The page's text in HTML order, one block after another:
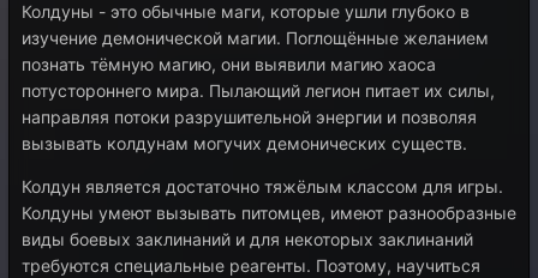
Колдуны - это обычные маги, которые ушли глубоко в
изучение демонической магии. Поглощённые желанием
познать тёмную магию, они выявили магию хаоса
потустороннего мира. Пылающий легион питает их силы,
направляя потоки разрушительной энергии и позволяя
вызывать колдунам могучих демонических существ.
Колдун является достаточно тяжёлым классом для игры.
Колдуны умеют вызывать питомцев, имеют разнообразные
виды боевых заклинаний и для некоторых заклинаний
требуются специальные реагенты. Поэтому, научиться